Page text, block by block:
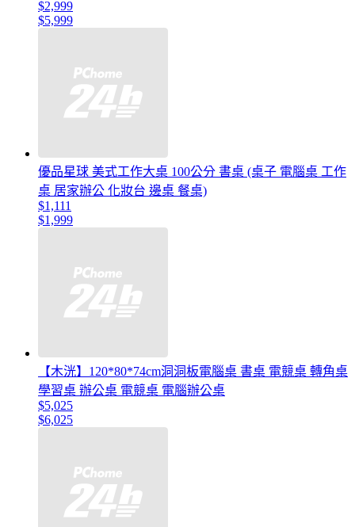
$2,999
$5,999
優品星球 美式工作大桌 100公分 書桌 (桌子 電腦桌 工作
桌 居家辦公 化妝台 邊桌 餐桌)
$1,111
$1,999
【木洸】120*80*74cm洞洞板電腦桌 書桌 電競桌 轉角桌
學習桌 辦公桌 電競桌 電腦辦公桌
$5,025
$6,025